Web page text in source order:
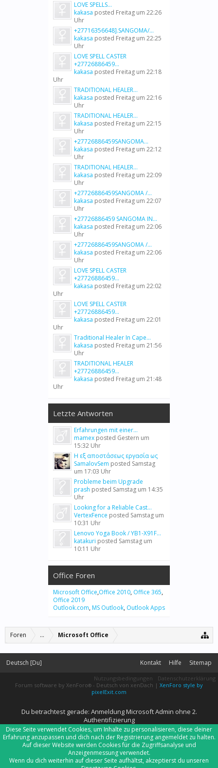
LOVE SPELLS...
kakasa posted Freitag um 22:26
Uhr
+27716356648].SANGOMA/...
kakasa posted Freitag um 22:25
Uhr
LOVE SPELL CASTER
+27726886459...
kakasa posted Freitag um 22:18
Uhr
TRADITIONAL HEALER...
kakasa posted Freitag um 22:16
Uhr
TRADITIONAL HEALER...
kakasa posted Freitag um 22:15
Uhr
+27726886459SANGOMA...
kakasa posted Freitag um 22:12
Uhr
TRADITIONAL HEALER...
kakasa posted Freitag um 22:09
Uhr
+27726886459SANGOMA /...
kakasa posted Freitag um 22:07
Uhr
+27726886459 SANGOMA IN...
kakasa posted Freitag um 22:06
Uhr
+27726886459SANGOMA /...
kakasa posted Freitag um 22:06
Uhr
LOVE SPELL CASTER
+27726886459...
kakasa posted Freitag um 22:02
Uhr
LOVE SPELL CASTER
+27726886459...
kakasa posted Freitag um 22:01
Uhr
Traditional Healer In Cape...
kakasa posted Freitag um 21:56
Uhr
TRADITIONAL HEALER
+27726886459...
kakasa posted Freitag um 21:48
Uhr
Letzte Antworten
Erfahrungen mit einer...
mamex posted Gestern um
15:32 Uhr
Η εξ αποστάσεως εργασία ως
SamalovSem posted Samstag
um 17:03 Uhr
Probleme beim Upgrade
prash posted Samstag um 14:35
Uhr
Looking for a Reliable Cast...
VertexFence posted Samstag um
10:31 Uhr
Lenovo Yoga Book / YB1-X91F...
katakuri posted Samstag um
10:11 Uhr
Office Foren
Microsoft Office,Office 2010, Office 365,
Office 2019
Outlook.com, MS Outlook, Outlook Apps
Foren ... Microsoft Office
Deutsch [Du] Kontakt Hilfe Sitemap
Nutzungsbedingungen
Datenschutzerklärung
Forum software by XenForo® - Deutsch von xenDach | XenForo style by
pixelExit.com
Du betrachtest gerade: Anmeldung Microsoft Admin ohne 2.
Authentifizierung
Diese Seite verwendet Cookies, um Inhalte zu personalisieren, diese deiner
Erfahrung anzupassen und dich nach der Registrierung angemeldet zu halten.
Auf dieser Website werden Cookies für die Zugriffsanalyse und
Anzeigenmessung verwendet.
Wenn du dich weiterhin auf dieser Seite aufhältst, akzeptierst du unseren